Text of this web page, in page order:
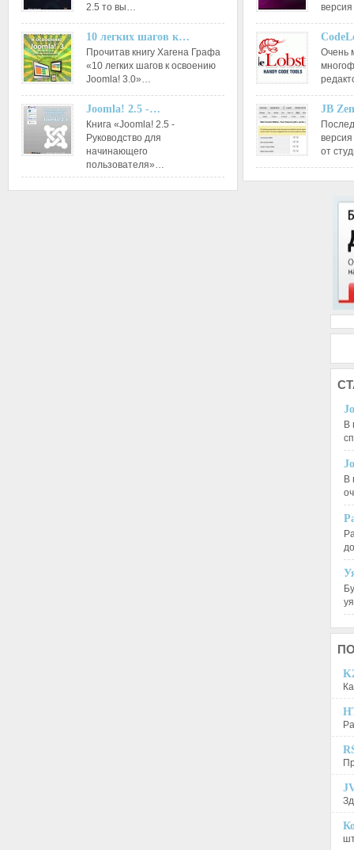
2.5 то вы…
10 легких шагов к…
Прочитав книгу Хагена Графа
«10 легких шагов к освоению
Joomla! 3.0»…
Joomla! 2.5 -…
Книга «Joomla! 2.5 -
Руководство для
начинающего
пользователя»…
Очень
JB
от
В
В